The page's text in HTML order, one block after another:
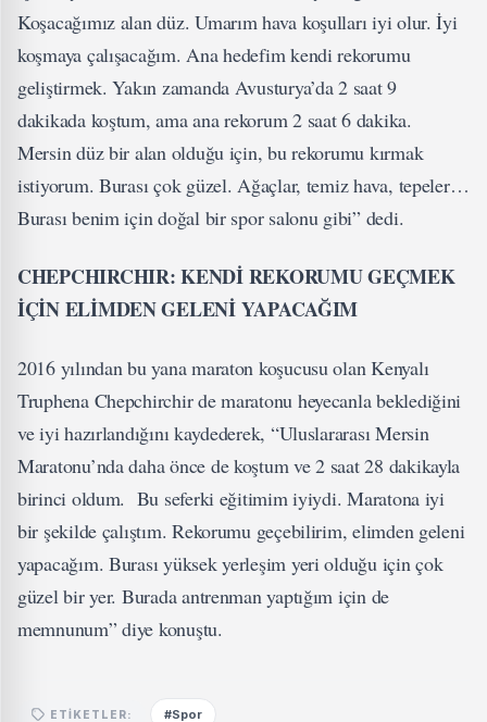
Koşacağımız alan düz. Umarım hava koşulları iyi olur. İyi
koşmaya çalışacağım. Ana hedefim kendi rekorumu
geliştirmek. Yakın zamanda Avusturya’da 2 saat 9
dakikada koştum, ama ana rekorum 2 saat 6 dakika.
Mersin düz bir alan olduğu için, bu rekorumu kırmak
istiyorum. Burası çok güzel. Ağaçlar, temiz hava, tepeler…
Burası benim için doğal bir spor salonu gibi” dedi.
CHEPCHIRCHIR: KENDİ REKORUMU GEÇMEK
İÇİN ELİMDEN GELENİ YAPACAĞIM
2016 yılından bu yana maraton koşucusu olan Kenyalı
Truphena Chepchirchir de maratonu heyecanla beklediğini
ve iyi hazırlandığını kaydederek, “Uluslararası Mersin
Maratonu’nda daha önce de koştum ve 2 saat 28 dakikayla
birinci oldum. Bu seferki eğitimim iyiydi. Maratona iyi
bir şekilde çalıştım. Rekorumu geçebilirim, elimden geleni
yapacağım. Burası yüksek yerleşim yeri olduğu için çok
güzel bir yer. Burada antrenman yaptığım için de
memnunum” diye konuştu.
ETIKETLER: #Spor